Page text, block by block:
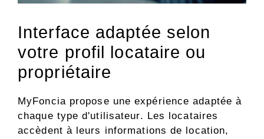
Interface adaptée selon
votre profil locataire ou
propriétaire
MyFoncia propose une expérience adaptée à
chaque type d'utilisateur. Les locataires
accèdent à leurs informations de location,